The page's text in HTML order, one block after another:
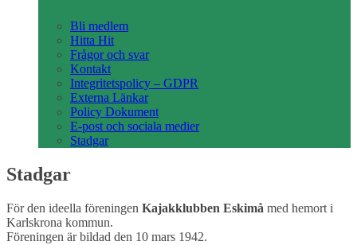
Bli medlem
Hitta Hit
Frågor och svar
Kontakt
Integritetspolicy – GDPR
Externa Länkar
Policy Dokument
E-post och sociala medier
Stadgar
Stadgar
För den ideella föreningen Kajakklubben Eskimå med hemort i
Karlskrona kommun.
Föreningen är bildad den 10 mars 1942.